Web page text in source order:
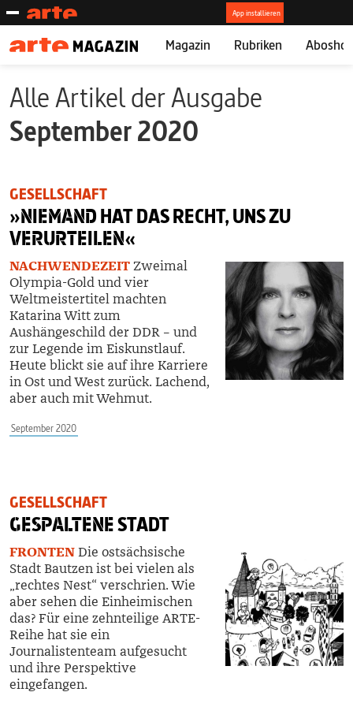
Magazin Rubriken
Alle Artikel der Ausgabe
September 2020
GESELLSCHAFT
»NIEMANDHAT DAS RECHT, UNS ZU
VERURTEILEN«
NACHWENDEZEITZweimal
Olympia-Gold und vier
Weltmeistertitel machten
Katarina Witt zum
Aushängeschild der DDR – und
zur Legende im Eiskunstlauf.
Heute blickt sie auf ihre Karriere
in Ost und West zurück. Lachend,
aber auch mit Wehmut.
September 2020
GESELLSCHAFT
GESPALTENESTADT
FRONTENDie ostsächsische
Stadt Bautzen ist bei vielen als
„rechtes Nest“ verschrien. Wie
aber sehen die Einheimischen
das? Für eine zehnteilige ARTE-
Reihe hat sie ein
Journalistenteam aufgesucht
und ihre Perspektive
eingefangen.